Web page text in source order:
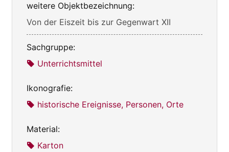
weitere Objektbezeichnung:
Von der Eiszeit bis zur Gegenwart XII
Sachgruppe:
Unterrichtsmittel
Ikonografie:
historische Ereignisse, Personen, Orte
Material:
Karton